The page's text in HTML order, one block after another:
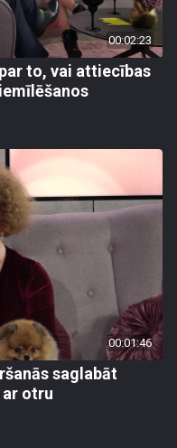
00:02:23
to, vai attiecības
00:01:46
saglabāt
otru